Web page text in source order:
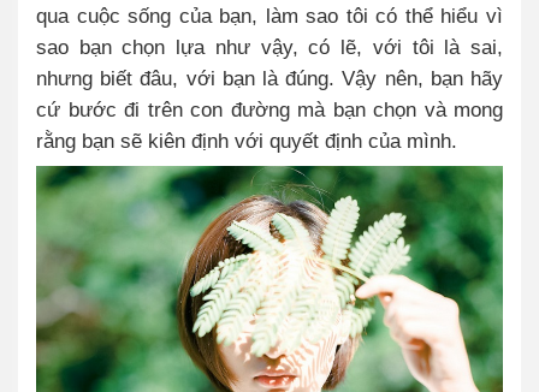
qua cuộc sống của bạn, làm sao tôi có thể hiểu vì
sao bạn chọn lựa như vậy, có lẽ, với tôi là sai,
nhưng biết đâu, với bạn là đúng. Vậy nên, bạn hãy
cứ bước đi trên con đường mà bạn chọn và mong
rằng bạn sẽ kiên định với quyết định của mình.